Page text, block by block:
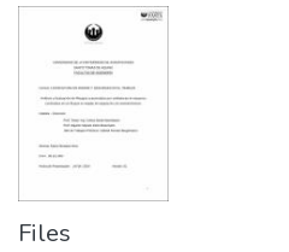
Files